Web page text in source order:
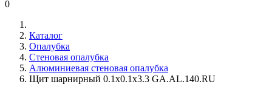
0
Каталог
Опалубка
Стеновая опалубка
Алюминиевая стеновая опалубка
Щит шарнирный 0.1х0.1х3.3 GA.AL.140.RU